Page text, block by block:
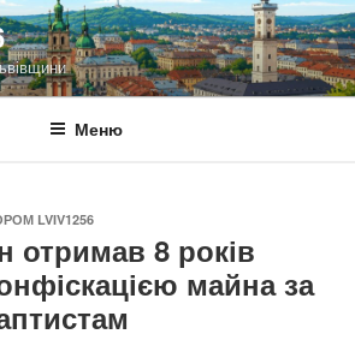
Меню
LVIV1256
отримав 8 років
майна за